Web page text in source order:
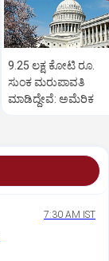
9.25 ಲಕ್ಷ ಕೋಟಿ ರೂ.
ಸುಂಕ ಮರುಪಾವತಿ
ಮಾಡಿದ್ದೇವೆ: ಅಮೆರಿಕ
7:30 AM IST